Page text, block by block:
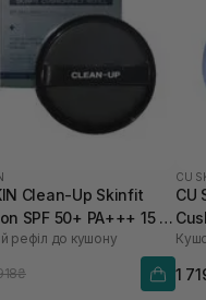
Clean-Up Skinfit
SPF 50+ PA+++ 15 г
рефіл до кушону
CU
CU
1